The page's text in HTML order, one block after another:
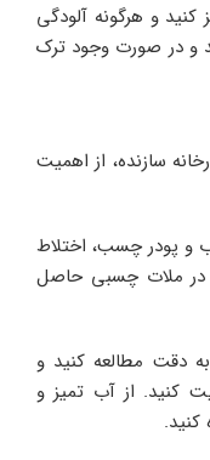
کنید و هرگونه آلودگی
و در صورت وجود ترک
سازنده، از اهمیت
پودر چسب، اختلاط
ملات چسبی حاصل
به دقت مطالعه کنید و
کنید. از آب تمیز و